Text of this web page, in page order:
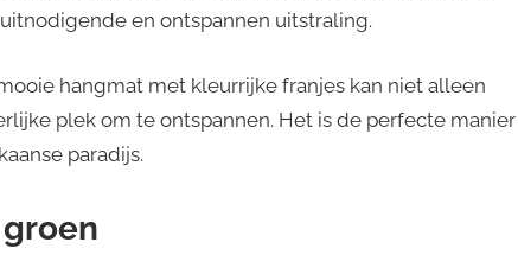
en ontspannen uitstraling.
hangmat met kleurrijke franjes kan niet alleen
plek om te ontspannen. Het is de perfecte manier
paradijs.